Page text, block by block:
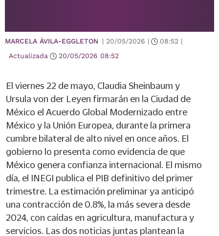
MARCELA ÁVILA-EGGLETON | 20/05/2026 | 08:52 |
Actualizada
20/05/2026 08:52
El viernes 22 de mayo, Claudia Sheinbaum y
Ursula von der Leyen firmarán en la Ciudad de
México el Acuerdo Global Modernizado entre
México y la Unión Europea, durante la primera
cumbre bilateral de alto nivel en once años. El
gobierno lo presenta como evidencia de que
México genera confianza internacional. El mismo
día, el INEGI publica el PIB definitivo del primer
trimestre. La estimación preliminar ya anticipó
una contracción de 0.8%, la más severa desde
2024, con caídas en agricultura, manufactura y
servicios. Las dos noticias juntas plantean la